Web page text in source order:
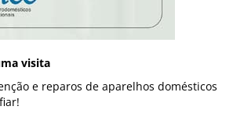
visita
e reparos de aparelhos domésticos